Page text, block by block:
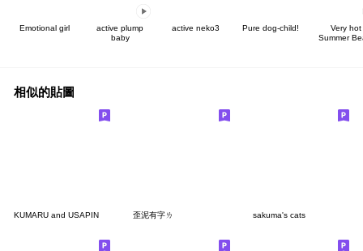
Emotional girl
active plump
baby
active neko3 Pure dog-child!
Very hot
Summer
相似的貼圖
KUMARU and USAPIN 歪泥有字ㄌ sakuma's cats